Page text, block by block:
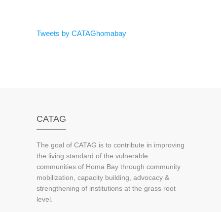
Tweets by CATAGhomabay
CATAG
The goal of CATAG is to contribute in improving
the living standard of the vulnerable
communities of Homa Bay through community
mobilization, capacity building, advocacy &
strengthening of institutions at the grass root
level.